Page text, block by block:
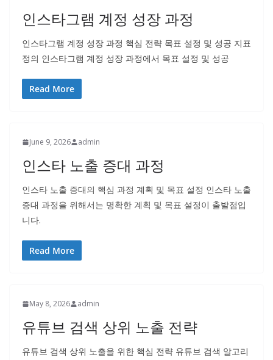
인스타그램 계정 성장 과정
인스타그램 계정 성장 과정 핵심 전략 목표 설정 및 성공 지표
정의 인스타그램 계정 성장 과정에서 목표 설정 및 성공
Read More
June 9, 2026 admin
인스타 노출 증대 과정
인스타 노출 증대의 핵심 과정 계획 및 목표 설정 인스타 노출
증대 과정을 위해서는 명확한 계획 및 목표 설정이 출발점입
니다.
Read More
May 8, 2026 admin
유튜브 검색 상위 노출 전략
유튜브 검색 상위 노출을 위한 핵심 전략 유튜브 검색 알고리